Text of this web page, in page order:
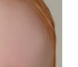
дата доставки
२६/८/१२